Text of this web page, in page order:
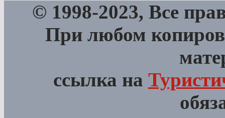
© 1998-2023, Все
При любом
ссылка на